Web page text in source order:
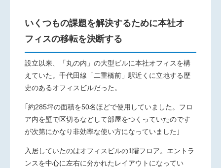
いくつもの課題を解決するために本社オ
フィスの移転を決断する
設立以来、「丸の内」の大型ビルに本社オフィスを構
えていた。千代田線「二重橋前」駅近くに立地する歴
史のあるオフィスビルだった。
｢約285坪の面積を50名ほどで使用していました。フロ
ア内を壁で区切るなどして部屋をつくっていたのです
が次第にかなり非効率な使い方になっていました｣
入居していたのはオフィスビルの1階フロア。エントラ
ンスを中心に左右に分かれたレイアウトになってい